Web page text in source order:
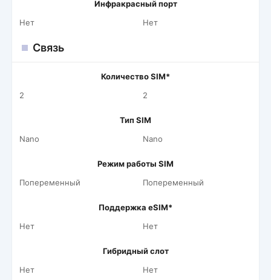
Инфракрасный порт
Нет
Нет
Связь
Количество SIM*
2
2
Тип SIM
Nano
Nano
Режим работы SIM
Попеременный
Попеременный
Поддержка eSIM*
Нет
Нет
Гибридный слот
Нет
Нет